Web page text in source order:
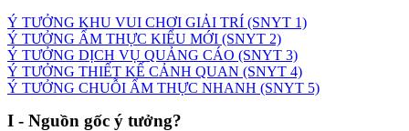
Ý TƯỞNG KHU VUI CHƠI GIẢI TRÍ (SNYT 1)
Ý TƯỞNG ẨM THỰC KIỂU MỚI (SNYT 2)
Ý TƯỞNG DỊCH VỤ QUẢNG CÁO (SNYT 3)
Ý TƯỞNG THIẾT KẾ CẢNH QUAN (SNYT 4)
Ý TƯỞNG CHUỖI ẨM THỰC NHANH (SNYT 5)
I - Nguồn gốc ý tưởng?